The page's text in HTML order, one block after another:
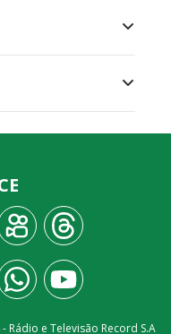
- Rádio e Televisão Record S.A